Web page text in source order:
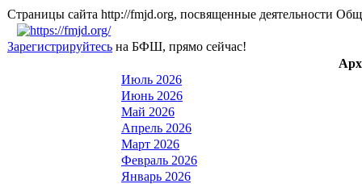
Страницы сайта http://fmjd.org, посвященные
Зарегистрируйтесь на БФШ, прямо сейчас!
Июль 2026
Июнь 2026
Май 2026
Апрель 2026
Март 2026
Февраль 2026
Январь 2026